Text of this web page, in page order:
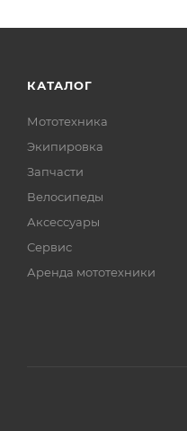
КАТАЛОГ
Мототехника
Экипировка
Запчасти
Велосипеды
Аксессуары
Сервис
Аренда мототехники